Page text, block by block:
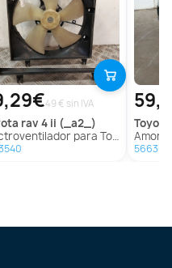
49 € sin IVA
rav 4 ii (_a2_)
para Toyota Rav 4 Ii (_A2_)
toyota
Amortiguador
5663611